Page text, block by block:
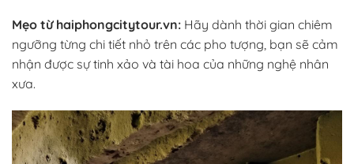
Mẹo từ haiphongcitytour.vn: Hãy dành thời gian chiêm
ngưỡng từng chi tiết nhỏ trên các pho tượng, bạn sẽ cảm
nhận được sự tinh xảo và tài hoa của những nghệ nhân
xưa.